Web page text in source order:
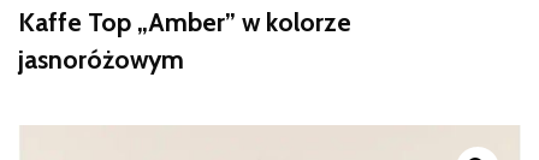
Kaffe Top „Amber” w kolorze
jasnoróżowym